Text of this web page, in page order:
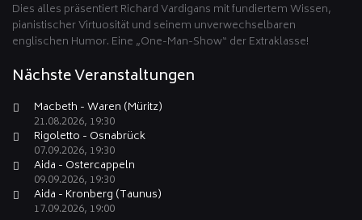
Dies alles präsentiert Richard Vardigans mit fundiertem Wissen,
pianistischer Virtuosität und seinem unverwechselbaren
englischen Humor. Eine „One-Man-Show“ der Extraklasse!
Nächste Veranstaltungen
Macbeth - Waren (Müritz)
21.08.2026, 19:30
Rigoletto - Osnabrück
07.09.2026, 19:30
Aida - Ostercappeln
09.09.2026, 19:30
Aida - Kronberg (Taunus)
17.09.2026, 19:00